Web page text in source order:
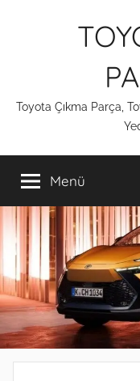
Toyota Çıkma Parça,
Menü